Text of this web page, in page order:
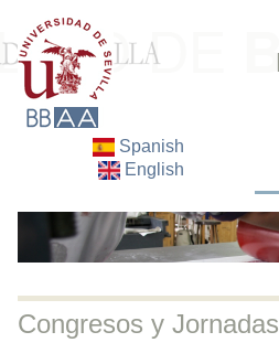
Spanish
English
Search
Congresos y Jornadas